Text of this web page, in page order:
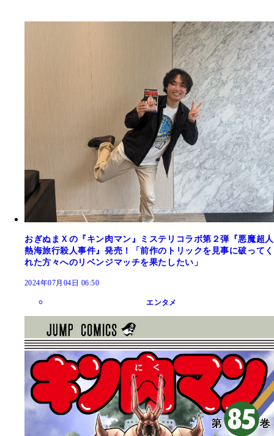
おぎぬまＸの『キン肉マン』ミステリコラボ第２弾『悪魔超人
熱海旅行殺人事件』発売！「前作のトリックを見事に破ってく
れた方々へのリベンジマッチを果たしたい」
2024年07月04日 06:50
エンタメ